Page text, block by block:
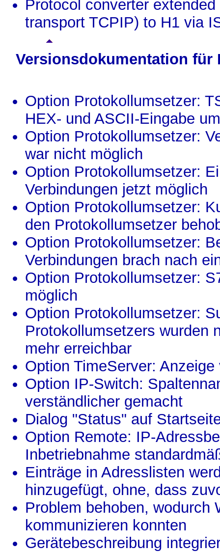
Protocol converter
transport TCPIP) to H1 via
Versionsdokumentation für
Option Protokollumsetzer:
HEX- und ASCII-Eingabe
Option Protokollumsetzer:
war nicht möglich
Option Protokollumsetzer:
Verbindungen jetzt möglich
Option Protokollumsetzer:
den Protokollumsetzer
Option Protokollumsetzer:
Verbindungen brach nach
Option Protokollumsetzer:
möglich
Option Protokollumsetzer:
Protokollumsetzers wurden
mehr erreichbar
Option TimeServer:
Option IP-Switch:
verständlicher gemacht
Dialog "Status" auf
Option Remote: IP-
Inbetriebnahme
Einträge in Adresslisten
hinzugefügt, ohne, dass
Problem behoben, wodurch
kommunizieren konnten
Gerätebeschreibung